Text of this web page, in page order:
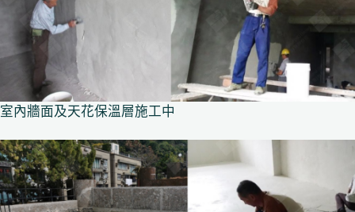
室內牆面及天花保溫層施工中